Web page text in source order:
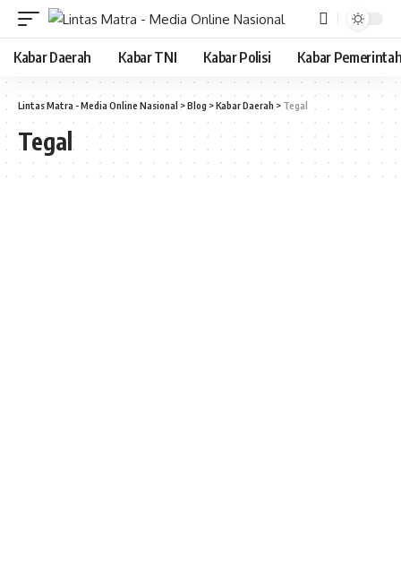
Kabar Daerah Kabar TNI Kabar Polisi Kabar
Lintas Matra - Media Online Nasional >Blog >Kabar Daerah > Tegal
Tegal